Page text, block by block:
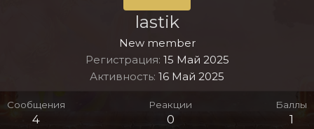
lastik
New member
Регистрация 15 Май 2025
Активность 16 Май 2025
Сообщения
4
Реакции
0
Баллы
1